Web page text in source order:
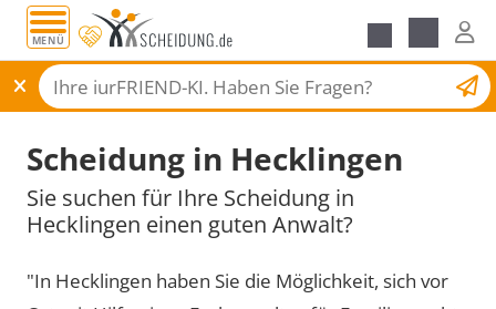
MENÜ
Scheidungsantrag
Scheidung in Hecklingen
Sie suchen für Ihre Scheidung in
Hecklingen einen guten Anwalt?
"In Hecklingen haben Sie die Möglichkeit, sich vor